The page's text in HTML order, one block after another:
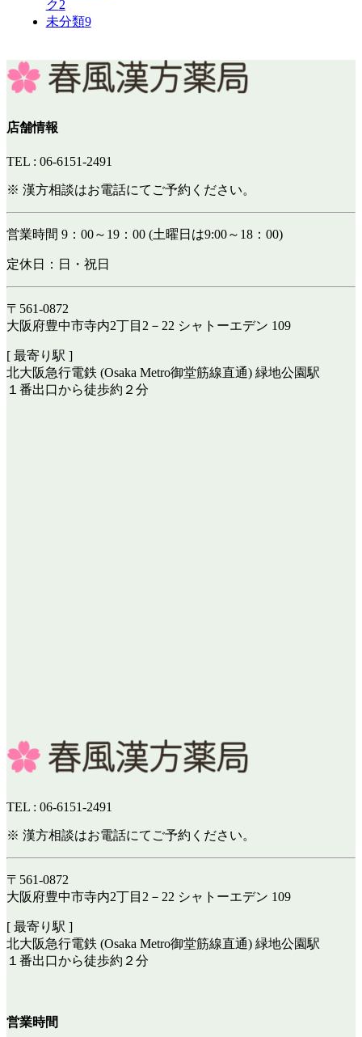
ク2
未分類9
店舗情報
TEL : 06-6151-2491
※ 漢方相談はお電話にてご予約ください。
営業時間 9：00～19：00 (土曜日は9:00～18：00)
定休日：日・祝日
〒561-0872
大阪府豊中市寺内2丁目2－22 シャトーエデン 109
[ 最寄り駅 ]
北大阪急行電鉄 (Osaka Metro御堂筋線直通) 緑地公園駅
１番出口から徒歩約２分
TEL : 06-6151-2491
※ 漢方相談はお電話にてご予約ください。
〒561-0872
大阪府豊中市寺内2丁目2－22 シャトーエデン 109
[ 最寄り駅 ]
北大阪急行電鉄 (Osaka Metro御堂筋線直通) 緑地公園駅
１番出口から徒歩約２分
営業時間